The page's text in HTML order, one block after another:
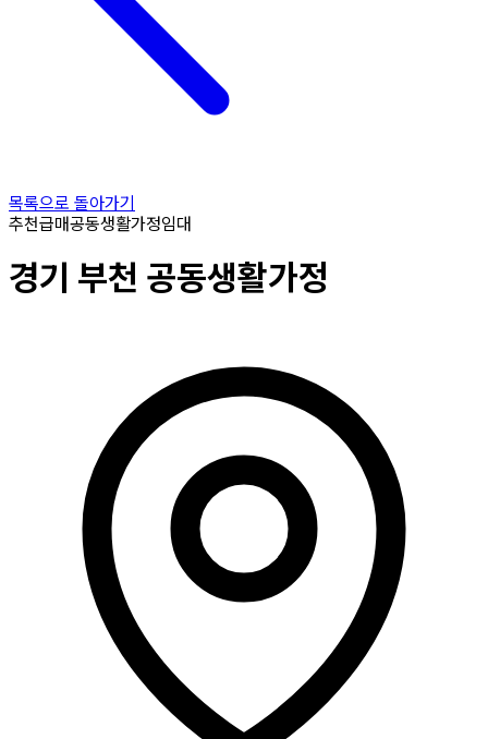
목록으로 돌아가기
추천급매공동생활가정임대
경기 부천 공동생활가정